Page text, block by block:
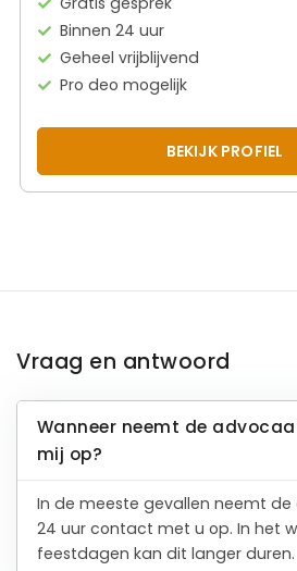
Binnen 24 uur
Geheel vrijblijvend
Pro deo mogelijk
BEKIJK PROFIEL
Vraag en antwoord
Wanneer neemt de
mij op?
In de meeste gevallen neemt
24 uur contact met u op. In het
feestdagen kan dit langer duren.